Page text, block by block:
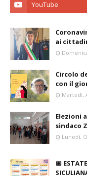
ai
Circolo
con il
Martedì,
Elezioni
sindaco
Lunedì,
📅